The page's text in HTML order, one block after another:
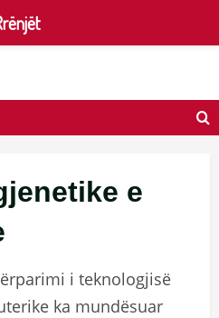
e
i teknologjisë
ka mundësuar